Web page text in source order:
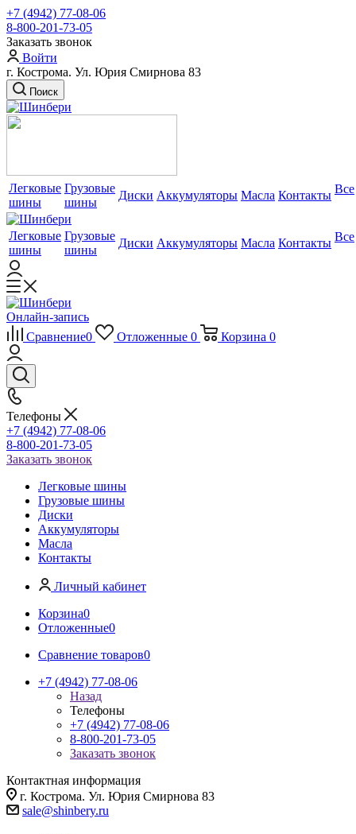
+7 (4942) 77-08-06
8-800-201-73-05
Заказать звонок
Войти
г. Кострома. Ул. Юрия Смирнова 83
Поиск
Легковые
шины
Грузовые
шины
Диски Аккумуляторы Масла Контакты Все
Легковые
шины
Грузовые
шины
Диски Аккумуляторы Масла Контакты Все
Онлайн-запись
Сравнение0 Отложенные 0 Корзина 0
Телефоны
+7 (4942) 77-08-06
8-800-201-73-05
Заказать звонок
Легковые шины
Грузовые шины
Диски
Аккумуляторы
Масла
Контакты
Личный кабинет
Корзина0
Отложенные0
Сравнение товаров0
+7 (4942) 77-08-06
Назад
Телефоны
+7 (4942) 77-08-06
8-800-201-73-05
Заказать звонок
Контактная информация
г. Кострома. Ул. Юрия Смирнова 83
sale@shinbery.ru